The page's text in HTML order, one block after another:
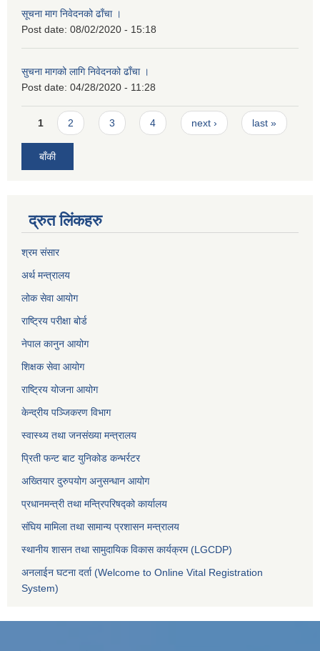
सूचना माग निवेदनको ढाँचा ।
Post date: 08/02/2020 - 15:18
सुचना मागको लागि निवेदनको ढाँचा ।
Post date: 04/28/2020 - 11:28
Pages
1 2 3 4 next › last »
बाँकी
द्रुत लिंकहरु
श्रम संसार
अर्थ मन्त्रालय
लोक सेवा आयोग
राष्ट्रिय परीक्षा बोर्ड
नेपाल कानुन आयोग
शिक्षक सेवा आयोग
राष्ट्रिय योजना आयोग
केन्द्रीय पञ्जिकरण विभाग
स्वास्थ्य तथा जनसंख्या मन्त्रालय
प्रिती फन्ट बाट युनिकोड कन्भर्रटर
अख्तियार दुरुपयोग अनुसन्धान आयोग
प्रधानमन्त्री तथा मन्त्रिपरिषद्को कार्यालय
संघिय मामिला तथा सामान्य प्रशासन मन्त्रालय
स्थानीय शासन तथा सामुदायिक विकास कार्यक्रम (LGCDP)
अनलाईन घटना दर्ता (Welcome to Online Vital Registration
System)